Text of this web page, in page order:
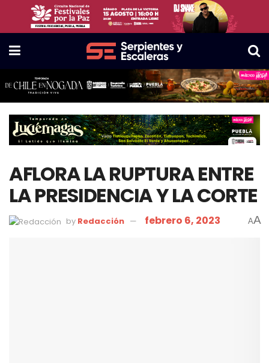
AFLORA LA RUPTURA ENTRE
LA PRESIDENCIA Y LA CORTE
by Redacción febrero 6, 2023 AA